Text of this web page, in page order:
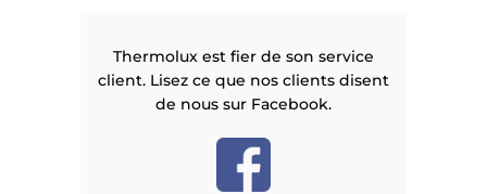
Thermolux est fier de son service
client. Lisez ce que nos clients disent
de nous sur Facebook.